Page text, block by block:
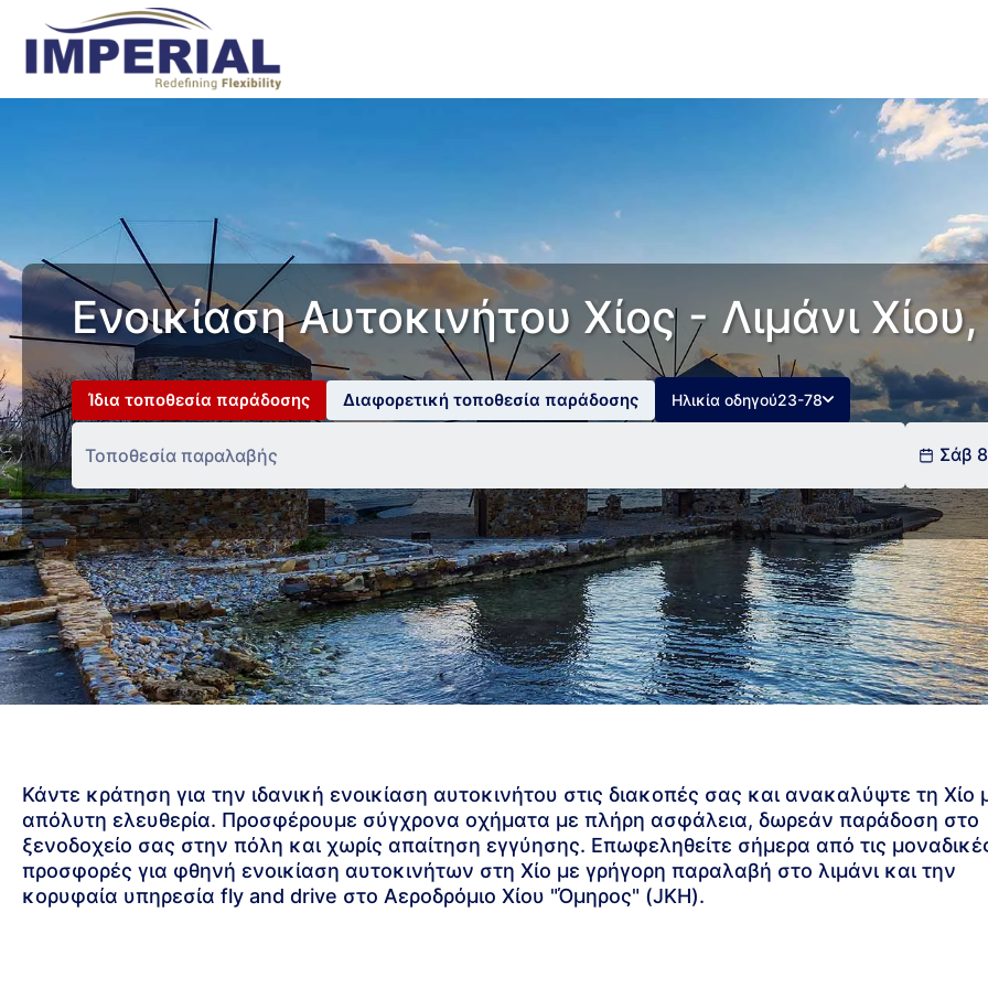
Ενοικίαση Αυτοκινήτου Χίος - Λιμάνι
Ίδια τοποθεσία παράδοσης Διαφορετική τοποθεσία παράδοσης Ηλικία οδηγού23-78
Σάβ
Κάντε κράτηση για την ιδανική ενοικίαση αυτοκινήτου στις διακοπές σας και ανακαλύψτε τη Χίο
απόλυτη ελευθερία. Προσφέρουμε σύγχρονα οχήματα με πλήρη ασφάλεια, δωρεάν παράδοση στο
ξενοδοχείο σας στην πόλη και χωρίς απαίτηση εγγύησης. Επωφεληθείτε σήμερα από τις
προσφορές για φθηνή ενοικίαση αυτοκινήτων στη Χίο με γρήγορη παραλαβή στο λιμάνι και την
κορυφαία υπηρεσία fly and drive στο Αεροδρόμιο Χίου "Όμηρος" (JKH).